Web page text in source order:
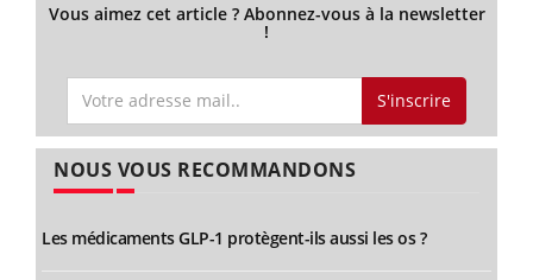
Vous aimez cet article ? Abonnez-vous à la newsletter
!
S'inscrire
NOUS VOUS RECOMMANDONS
Les médicaments GLP-1 protègent-ils aussi les os ?